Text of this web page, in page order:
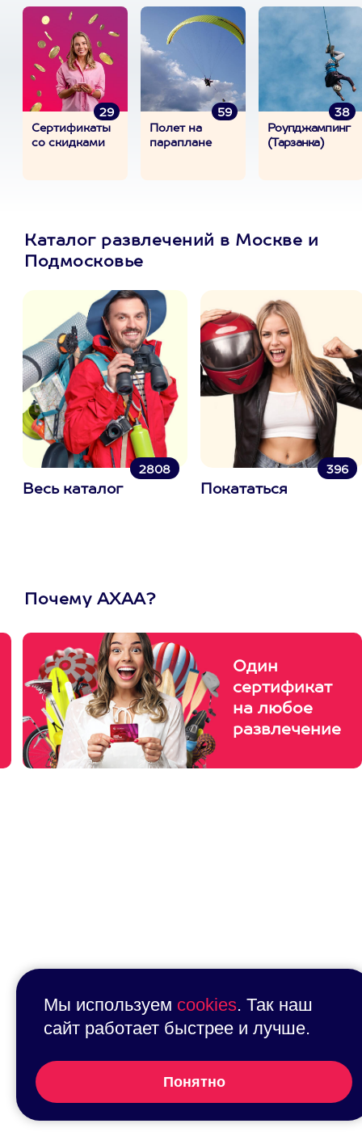
29
Сертификаты
со скидками
59
Полет на
параплане
38
Роупджампинг
(Тарзанка)
Каталог развлечений в Москве и
Подмосковье
2808
Весь каталог
396
Покататься
Почему АХАА?
Один
сертификат
на любое
развлечение
Мы используем cookies. Так наш
сайт работает быстрее и лучше.
Понятно